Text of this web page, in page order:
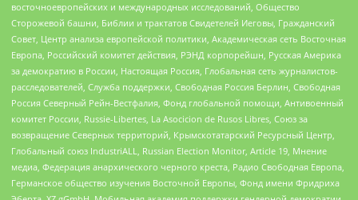
восточноевропейских и международных исследований, Общество
Сторожевой башни, Библии и трактатов Свидетелей Иеговы, Гражданский
Совет, Центр анализа европейской политики, Академическая сеть Восточная
Европа, Российский комитет действия, РЭНД корпорейшн, Русская Америка
за демократию в России, Настоящая Россия, Глобальная сеть журналистов-
расследователей, Служба поддержки, Свободная Россия Берлин, Свободная
Россия Северный Рейн-Вестфалия, Фонд глобальной помощи, Антивоенный
комитет России, Russie-Libertes, La Asocicion de Rusos Libres, Союз за
возвращение Северных территорий, Крымскотатарский Ресурсный Центр,
Глобальный союз IndustriALL, Russian Election Monitor, Article 19, Мнение
медиа, Федерация анархического черного креста, Радио Свободная Европа,
Германское общество изучения Восточной Европы, Фонд имени Фридриха